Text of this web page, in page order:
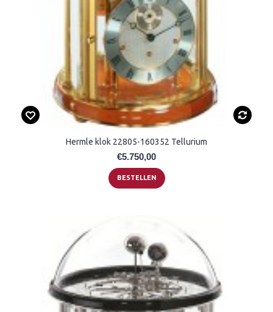
Hermle klok 22805-160352 Tellurium
€5.750,00
BESTELLEN